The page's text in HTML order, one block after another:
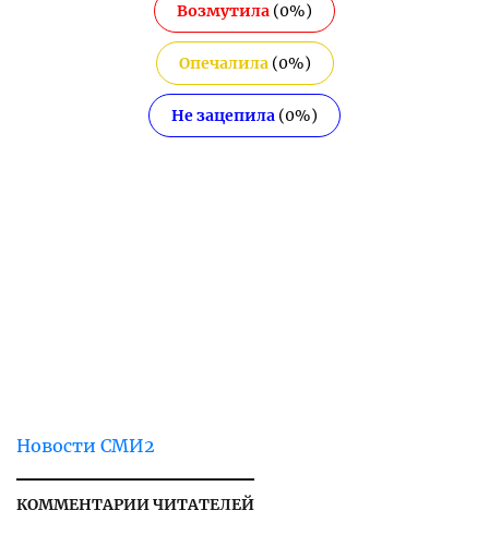
Возмутила (0%)
Опечалила(0%)
Не зацепила (0%)
Новости СМИ2
КОММЕНТАРИИ ЧИТАТЕЛЕЙ